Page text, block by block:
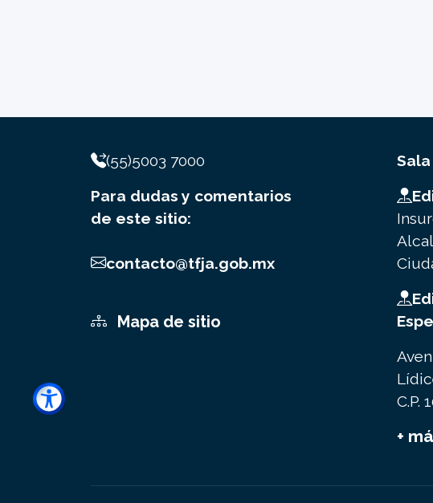
(55)5003 7000
Para dudas y comentarios
de este sitio:
contacto@tfja.gob.mx
Mapa de sitio
C.P.
+